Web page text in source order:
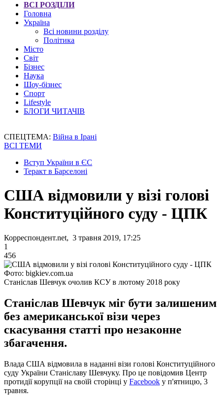
ВСІ РОЗДІЛИ
Головна
Україна
Всі новини розділу
Політика
Місто
Світ
Бізнес
Наука
Шоу-бізнес
Спорт
Lifestyle
БЛОГИ ЧИТАЧІВ
СПЕЦТЕМА: Війна в Ірані
ВСІ ТЕМИ
Вступ України в ЄС
Теракт в Барселоні
США відмовили у візі голові
Конституційного суду - ЦПК
Корреспондент.net, 3 травня 2019, 17:25
1
456
Фото: bigkiev.com.ua
Станіслав Шевчук очолив КСУ в лютому 2018 року
Станіслав Шевчук міг бути залишеним
без американської візи через
скасування статті про незаконне
збагачення.
Влада США відмовила в наданні візи голові Конституційного
суду України Станіславу Шевчуку. Про це повідомив Центр
протидії корупції на своїй сторінці у Facebook у п'ятницю, 3
травня.